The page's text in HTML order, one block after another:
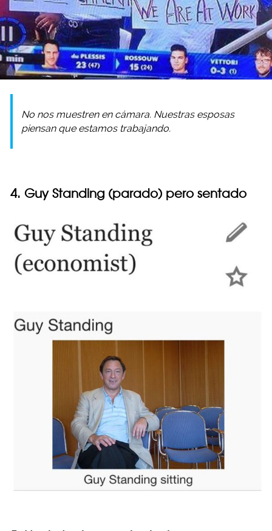
No nos muestren en cámara. Nuestras esposas
piensan que estamos trabajando.
4. Guy Standing (parado) pero sentado